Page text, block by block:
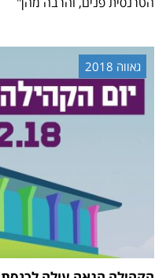
גאווה 2018